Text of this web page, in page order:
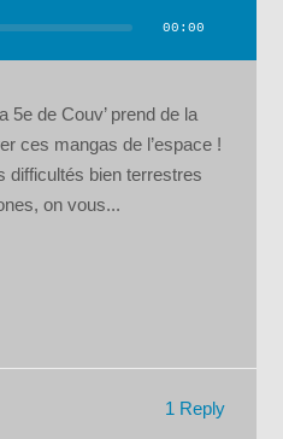
00:00
5e de Couv’ prend de la
ces mangas de l’espace !
difficultés bien terrestres
on vous...
1 Reply